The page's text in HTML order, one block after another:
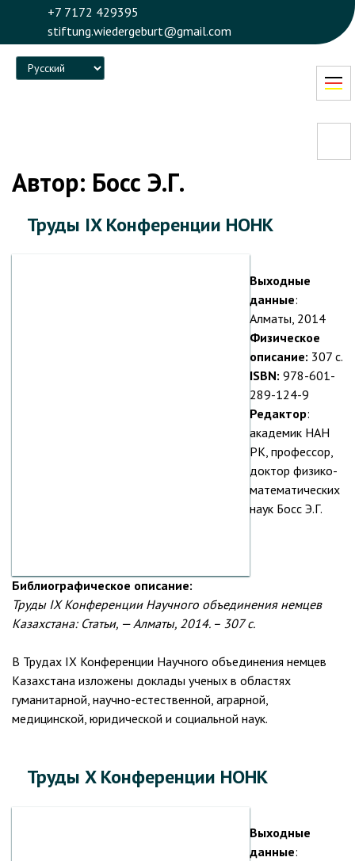
+7 7172 429395
stiftung.wiedergeburt@gmail.com
Language
Автор: Босс Э.Г.
Труды IX Конференции НОНК
Выходные
данные:
Алматы, 2014
Физическое
описание: 307 с.
ISBN: 978-601-
289-124-9
Редактор:
академик НАН
РК, профессор,
доктор физико-
математических
наук Босс Э.Г.
Библиографическое описание:
Труды IX Конференции Научного объединения немцев
Казахстана: Статьи, — Алматы, 2014. – 307 с.
В Трудах IX Конференции Научного объединения немцев
Казахстана изложены доклады ученых в областях
гуманитарной, научно-естественной, аграрной,
медицинской, юридической и социальной наук.
Труды X Конференции НОНК
Выходные
данные: